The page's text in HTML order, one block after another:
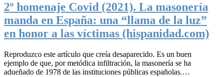
2º homenaje Covid (2021). La masonería
manda en España: una “llama de la luz”
en honor a las víctimas (hispanidad.com)
Reproduzco este artículo que creía desaparecido. Es un buen
ejemplo de que, por metódica infiltración, la masonería se ha
adueñado de 1978 de las instituciones públicas españolas.…